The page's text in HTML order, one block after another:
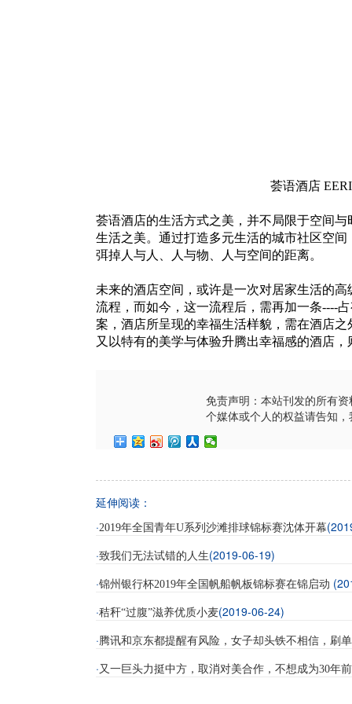
荟语酒店
荟语酒店的生活方式之美，并不局限于空间
生活之美。通过打造多元生活的城市社区空
弭掉人与人、人与物、人与空间的距离。
未来的酒店空间，或许是一次对居家生活的
流程，而如今，这一流程后，需再加一条----
案，酒店所呈现的幸福生活样貌，需在酒店
又以特有的美学与体验升腾出幸福感的酒店，
免责声明：本站刊发的所有
个媒体或个人的权益请告知，
延伸阅读：
·2019年全国青年U系列沙滩排球锦标赛沈体开幕
·致我们无法试错的人生(2019-06-19)
·锦州银行杯2019年全国帆船帆板锦标赛在锦启动
·秸秆“过腹”滋养优质小麦(2019-06-24)
·腾讯和京东都提醒有风险，女子却头铁不相信，刷
· 又一巨头力挺中方，取消对美合作，不想成为30年前